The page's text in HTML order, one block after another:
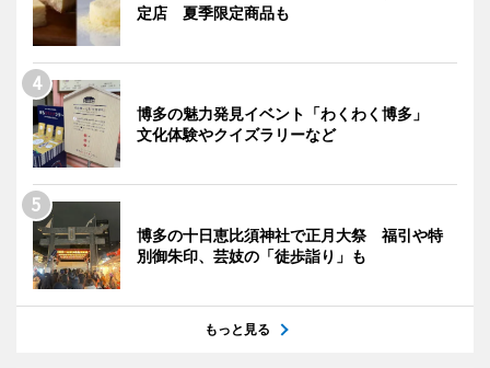
定店 夏季限定商品も
博多の魅力発見イベント「わくわく博多」
文化体験やクイズラリーなど
博多の十日恵比須神社で正月大祭 福引や特
別御朱印、芸妓の「徒歩詣り」も
もっと見る